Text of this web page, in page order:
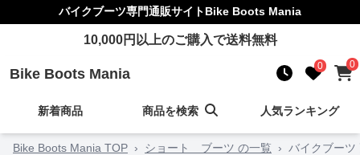
バイクブーツ専門通販サイトBike Boots Mania
10,000円以上のご購入で送料無料
Bike Boots Mania 0 0
新着商品 商品を検索 人気ランキング
Bike Boots Mania TOP › ショート ブーツ の一覧 › バイクブーツ